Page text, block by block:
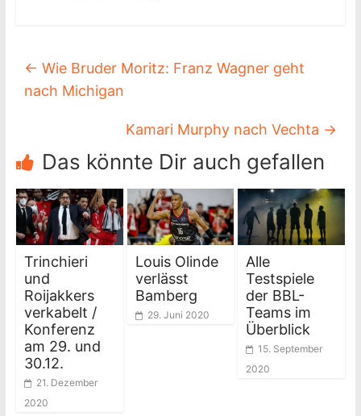
← Wie Bruder Moritz: Franz Wagner geht
nach Michigan
Kamari Murphy nach Vechta →
Das könnte Dir auch gefallen
Trinchieri
und
Roijakkers
verkabelt /
Konferenz
am 29. und
30.12.
21. Dezember
2020
Louis Olinde
verlässt
Bamberg
29. Juni 2020
Alle
Testspiele
der BBL-
Teams im
Überblick
15. September
2020